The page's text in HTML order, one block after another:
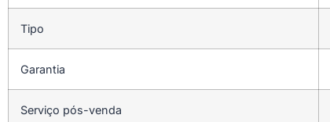
Tipo
Garantia
Serviço pós-venda